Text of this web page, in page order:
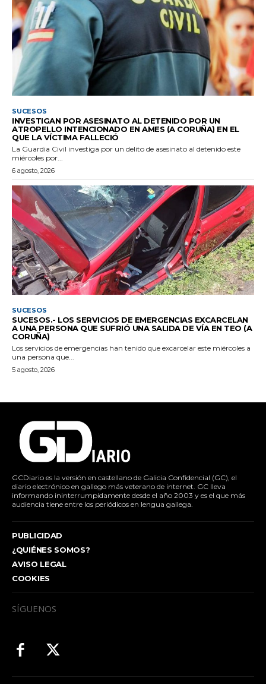
SUCESOS
INVESTIGAN POR ASESINATO AL DETENIDO POR UN
ATROPELLO INTENCIONADO EN AMES (A CORUÑA) EN EL
QUE LA VÍCTIMA FALLECIÓ
La Guardia Civil investiga por un delito de asesinato al detenido este
miércoles por...
6 agosto, 2026
SUCESOS
SUCESOS.- LOS SERVICIOS DE EMERGENCIAS EXCARCELAN
A UNA PERSONA QUE SUFRIÓ UNA SALIDA DE VÍA EN TEO (A
CORUÑA)
Los servicios de emergencias han tenido que excarcelar este miércoles a
una persona que...
5 agosto, 2026
GCDiario es la versión en castellano de Galicia Confidencial (GC), el
diario electrónico en gallego más veterano de internet. GC lleva
informando ininterrumpidamente desde el año 2003 y es el que más
audiencia tiene entre los periódicos en lengua gallega.
PUBLICIDAD
¿QUIÉNES SOMOS?
AVISO LEGAL
COOKIES
SÍGUENOS